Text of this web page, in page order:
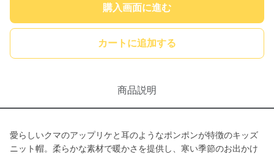
購入画面に進む
カートに追加する
商品説明
愛らしいクマのアップリケと耳のようなポンポンが特徴のキッズ
ニット帽。柔らかな素材で暖かさを提供し、寒い季節のお出かけ